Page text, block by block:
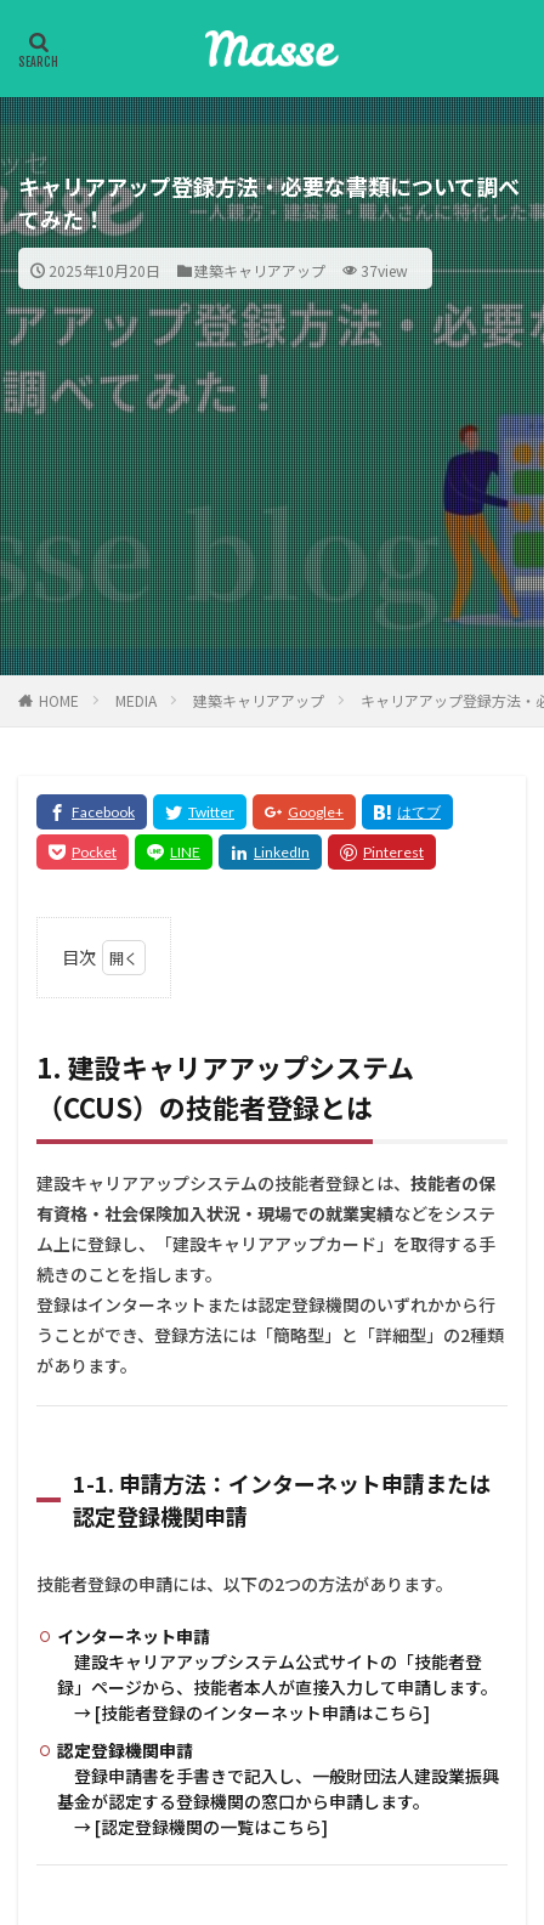
キャリアアップ登録方法・必要な書類について調べ
てみた！
2025年10月20日 建築キャリアアップ 37view
HOME MEDIA 建築キャリアアップ キャリアアップ登録方法・
目次
システム
（CCUS）
の技能者
登録とは
1-1.
申請
方
法：
イン
ター
ネッ
ト申
請ま
認定
1.2
1-2.
方
式：
型と
詳細
型の
違い
2
技能
者登
録に
1. 建設キャリアアップシステム
（CCUS）の技能者登録とは
建設キャリアアップシステムの技能者登録とは、 技能者の保
有資格・社会保険加入状況・現場での就業実績などをシステ
ム上に登録し、「建設キャリアアップカード」を取得する手
続きのことを指します。
登録はインターネットまたは認定登録機関のいずれかから行
うことができ、登録方法には「簡略型」と「詳細型」の2種類
があります。
1-1. 申請方法：インターネット申請または
認定登録機関申請
技能者登録の申請には、以下の2つの方法があります。
インターネット申請
建設キャリアアップシステム公式サイトの「技能者登
録」ページから、技能者本人が直接入力して申請します。
→ [技能者登録のインターネット申請はこちら]
認定登録機関申請
登録申請書を手書きで記入し、一般財団法人建設業振興
基金が認定する登録機関の窓口から申請します。
→ [認定登録機関の一覧はこちら]